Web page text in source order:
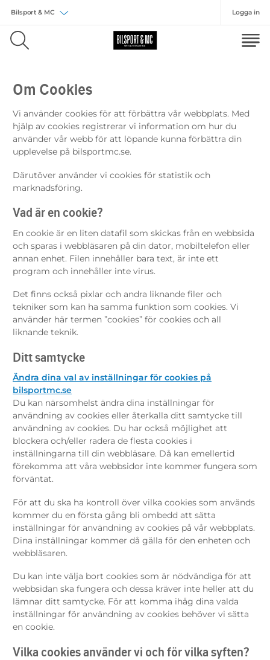
Välj försäkring
Logga in
Om Cookies
Vi använder cookies för att förbättra vår webbplats. Med
hjälp av cookies registrerar vi information om hur du
använder vår webb för att löpande kunna förbättra din
upplevelse på bilsportmc.se.
Därutöver använder vi cookies för statistik och
marknadsföring.
Vad är en cookie?
En cookie är en liten datafil som skickas från en webbsida
och sparas i webbläsaren på din dator, mobiltelefon eller
annan enhet. Filen innehåller bara text, är inte ett
program och innehåller inte virus.
Det finns också pixlar och andra liknande filer och
tekniker som kan ha samma funktion som cookies. Vi
använder här termen ”cookies” för cookies och all
liknande teknik.
Ditt samtycke
Ändra dina val av inställningar för cookies på
bilsportmc.se
Du kan närsomhelst ändra dina inställningar för
användning av cookies eller återkalla ditt samtycke till
användning av cookies. Du har också möjlighet att
blockera och/eller radera de flesta cookies i
inställningarna till din webbläsare. Då kan emellertid
förekomma att våra webbsidor inte kommer fungera som
förväntat.
För att du ska ha kontroll över vilka cookies som används
kommer du en första gång bli ombedd att sätta
inställningar för användning av cookies på vår webbplats.
Dina inställningar kommer då gälla för den enheten och
webbläsaren.
Du kan inte välja bort cookies som är nödvändiga för att
webbsidan ska fungera och dessa kräver inte heller att du
lämnar ditt samtycke. För att komma ihåg dina valda
inställningar för användning av cookies behöver vi sätta
en cookie.
Vilka cookies använder vi och för vilka syften?